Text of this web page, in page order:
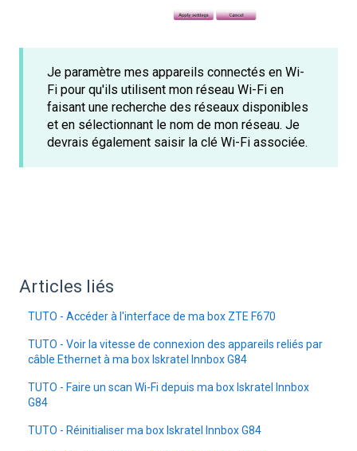
Je paramètre mes appareils connectés en Wi-
Fi pour qu'ils utilisent mon réseau Wi-Fi en
faisant une recherche des réseaux disponibles
et en sélectionnant le nom de mon réseau. Je
devrais également saisir la clé Wi-Fi associée.
Articles liés
TUTO - Accéder à l'interface de ma box ZTE F670
TUTO - Voir la vitesse de connexion des appareils reliés par
câble Ethernet à ma box Iskratel Innbox G84
TUTO - Faire un scan Wi-Fi depuis ma box Iskratel Innbox
G84
TUTO - Réinitialiser ma box Iskratel Innbox G84